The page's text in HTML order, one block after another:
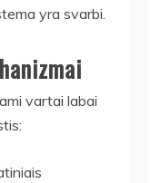
yra svarbi.
vartai labai